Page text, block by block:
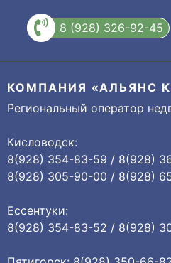
8 (928) 326-92-45
КОМПАНИЯ «АЛЬЯНС
Региональный оператор
Кисловодск:
8(928) 354-83-59 / 8(928)
8(928) 305-90-00 / 8(928)
Ессентуки:
8(928) 354-83-52 / 8(928)